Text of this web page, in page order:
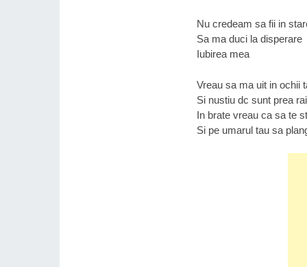
Nu credeam sa fii in
Sa ma duci la disperare
Iubirea mea
Vreau sa ma uit in ochii
Si nustiu dc sunt prea rai
In brate vreau ca sa te
Si pe umarul tau sa